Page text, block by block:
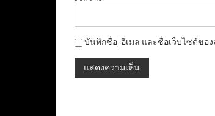
บันทึกชื่อ, อีเมล และชื่อเว็บไซต์ขอ